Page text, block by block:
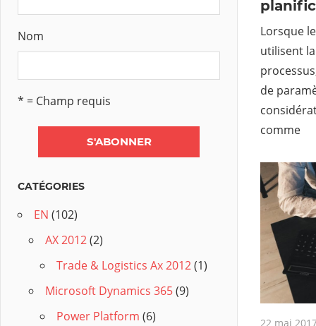
Lorsque
utilisent
de
comme
22 mai
Nom
* = Champ requis
CATÉGORIES
EN (102)
AX 2012(2)
Trade & Logistics Ax 2012(1)
Microsoft Dynamics 365(9)
Power Platform (6)